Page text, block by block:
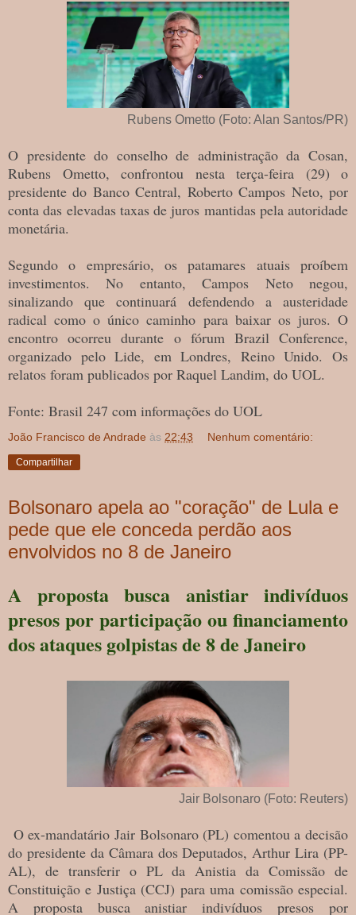
Rubens Ometto (Foto: Alan Santos/PR)
O presidente do conselho de administração da Cosan,
Rubens Ometto, confrontou nesta terça-feira (29) o
presidente do Banco Central, Roberto Campos Neto, por
conta das elevadas taxas de juros mantidas pela autoridade
monetária.
Segundo o empresário, os patamares atuais proíbem
investimentos. No entanto, Campos Neto negou,
sinalizando que continuará defendendo a austeridade
radical como o único caminho para baixar os juros. O
encontro ocorreu durante o fórum Brazil Conference,
organizado pelo Lide, em Londres, Reino Unido. Os
relatos foram publicados por Raquel Landim, do UOL.
Fonte: Brasil 247 com informações do UOL
João Francisco de Andrade às 22:43 Nenhum comentário:
Compartilhar
Bolsonaro apela ao "coração" de Lula e
pede que ele conceda perdão aos
envolvidos no 8 de Janeiro
A proposta busca anistiar indivíduos
presos por participação ou financiamento
dos ataques golpistas de 8 de Janeiro
Jair Bolsonaro (Foto: Reuters)
O ex-mandatário Jair Bolsonaro (PL) comentou a decisão
do presidente da Câmara dos Deputados, Arthur Lira (PP-
AL), de transferir o PL da Anistia da Comissão de
Constituição e Justiça (CCJ) para uma comissão especial.
A proposta busca anistiar indivíduos presos por